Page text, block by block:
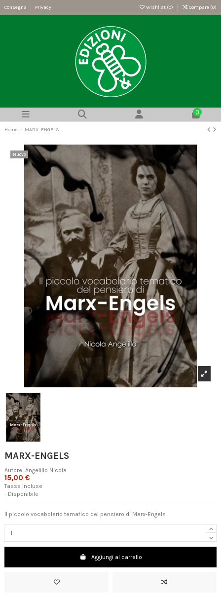
Consegna Privacy Wishlist (0) Compare (0)
0
Home MARX-ENGELS
Nuovo
MARX-ENGELS
Autore: Angelillo Nicola
15,00 €
Tasse incluse
- Disponibile
Il piccolo vocabolario tematico del pensiero di Marx-Engels
Aggiungi al carrello